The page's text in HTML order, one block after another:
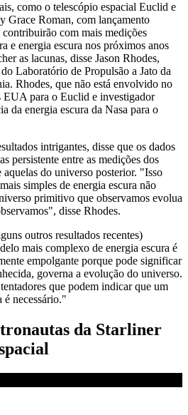
como o telescópio espacial Euclid e
Grace Roman, com lançamento
com mais medições
e energia escura nos próximos anos
as lacunas, disse Jason Rhodes,
Laboratório de Propulsão a Jato da
Rhodes, que não está envolvido no
para o Euclid e investigador
da energia escura da Nasa para o
intrigantes, disse que os dados
persistente entre as medições dos
do universo posterior. "Isso
simples de energia escura não
primitivo que observamos evolua
disse Rhodes.
outros resultados recentes)
mais complexo de energia escura é
empolgante porque pode significar
governa a evolução do universo.
que podem indicar que um
necessário."
da Starliner